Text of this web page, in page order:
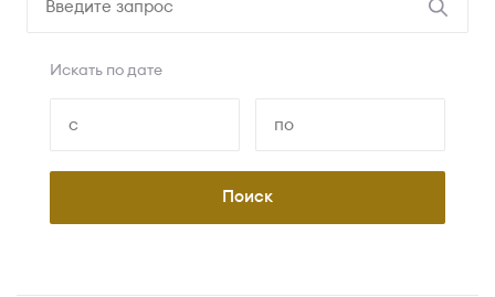
Искать по дате
Поиск